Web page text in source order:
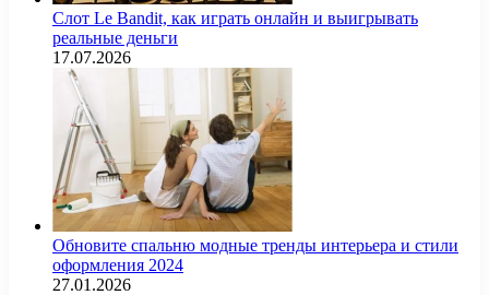
Слот Le Bandit, как играть онлайн и выигрывать
реальные деньги
17.07.2026
Обновите спальню модные тренды интерьера и стили
оформления 2024
27.01.2026